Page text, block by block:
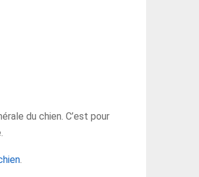
du chien. C’est pour
.